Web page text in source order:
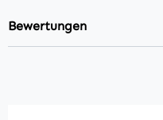
Bewertungen